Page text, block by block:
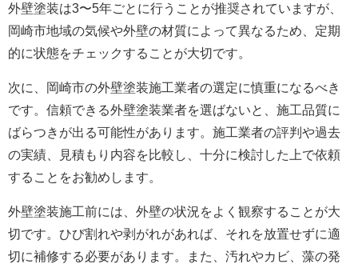
外壁塗装は3〜5年ごとに行うことが推奨されていますが、
岡崎市地域の気候や外壁の材質によって異なるため、定期
的に状態をチェックすることが大切です。
次に、岡崎市の外壁塗装施工業者の選定に慎重になるべき
です。信頼できる外壁塗装業者を選ばないと、施工品質に
ばらつきが出る可能性があります。施工業者の評判や過去
の実績、見積もり内容を比較し、十分に検討した上で依頼
することをお勧めします。
外壁塗装施工前には、外壁の状況をよく観察することが大
切です。ひび割れや剥がれがあれば、それを放置せずに適
切に補修する必要があります。また、汚れやカビ、藻の発